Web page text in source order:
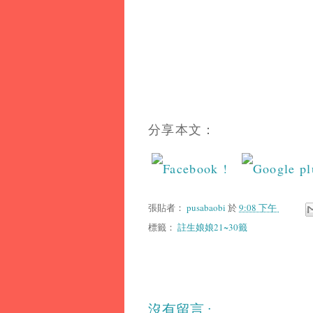
分享本文：
張貼者： pusabaobi 於9:08 下午
標籤： 註生娘娘21~30籤
沒有留言 :